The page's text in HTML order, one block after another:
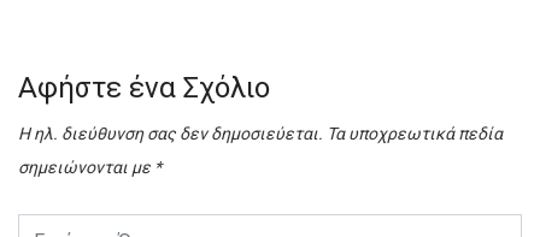
Αφήστε ένα Σχόλιο
Η ηλ. διεύθυνση σας δεν δημοσιεύεται. Τα υποχρεωτικά πεδία
σημειώνονται με *